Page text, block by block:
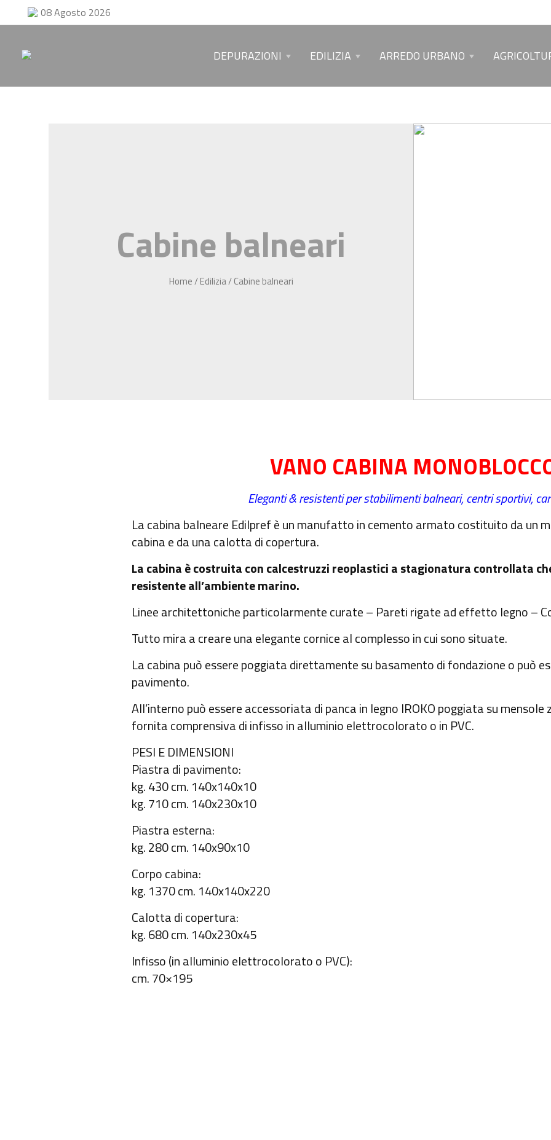
08 Agosto 2026
DEPURAZIONI EDILIZIA ARREDO URBANO
Cabine balneari
Home/Edilizia/ Cabine balneari
VANO CABINA
Eleganti & resistenti per stabilimenti balneari, centri sportivi,
La cabina balneare Edilpref è un manufatto in cemento armato costituito da un
cabina e da una calotta di copertura.
La cabina è costruita con calcestruzzi reoplastici a stagionatura controllata
resistente all’ambiente marino.
Linee architettoniche particolarmente curate – Pareti rigate ad effetto legno –
Tutto mira a creare una elegante cornice al complesso in cui sono situate.
La cabina può essere poggiata direttamente su basamento di fondazione o può
pavimento.
All’interno può essere accessoriata di panca in legno IROKO poggiata su
fornita comprensiva di infisso in alluminio elettrocolorato o in PVC.
PESI E DIMENSIONI
Piastra di pavimento:
kg. 430 cm. 140x140x10
kg. 710 cm. 140x230x10
Piastra esterna:
kg. 280 cm. 140x90x10
Corpo cabina:
kg. 1370 cm. 140x140x220
Calotta di copertura:
kg. 680 cm. 140x230x45
Infisso (in alluminio elettrocolorato o PVC):
cm. 70×195